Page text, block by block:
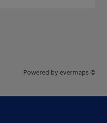
Powered by evermaps ©